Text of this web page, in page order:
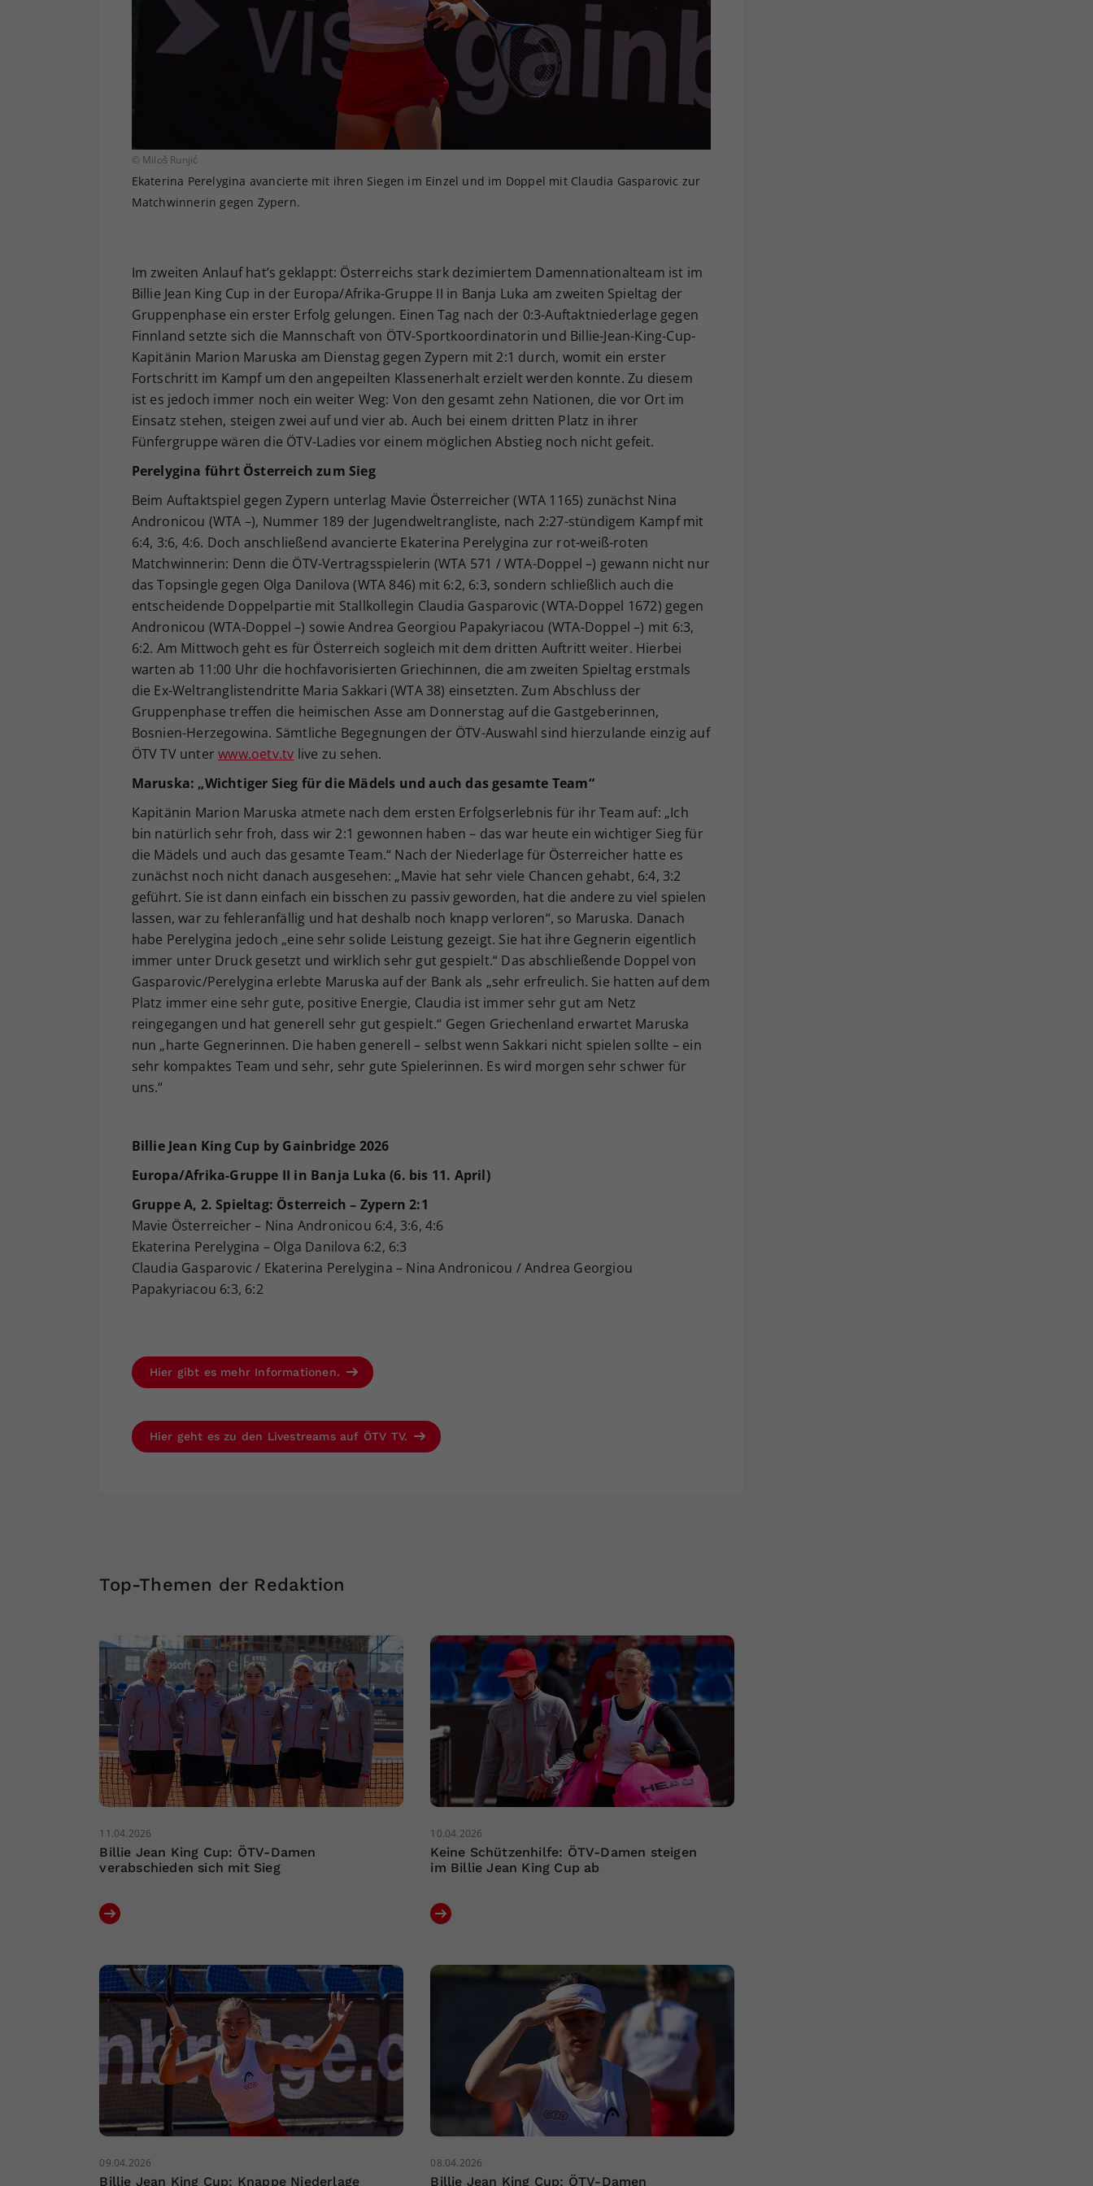
© Miloš Runjić
Ekaterina Perelygina avancierte mit ihren Siegen im Einzel und im Doppel mit Claudia Gasparovic zur
Matchwinnerin gegen Zypern.
Im zweiten Anlauf hat’s geklappt: Österreichs stark dezimiertem Damennationalteam ist im
Billie Jean King Cup in der Europa/Afrika-Gruppe II in Banja Luka am zweiten Spieltag der
Gruppenphase ein erster Erfolg gelungen. Einen Tag nach der 0:3-Auftaktniederlage gegen
Finnland setzte sich die Mannschaft von ÖTV-Sportkoordinatorin und Billie-Jean-King-Cup-
Kapitänin Marion Maruska am Dienstag gegen Zypern mit 2:1 durch, womit ein erster
Fortschritt im Kampf um den angepeilten Klassenerhalt erzielt werden konnte. Zu diesem
ist es jedoch immer noch ein weiter Weg: Von den gesamt zehn Nationen, die vor Ort im
Einsatz stehen, steigen zwei auf und vier ab. Auch bei einem dritten Platz in ihrer
Fünfergruppe wären die ÖTV-Ladies vor einem möglichen Abstieg noch nicht gefeit.
Perelygina führt Österreich zum Sieg
Beim Auftaktspiel gegen Zypern unterlag Mavie Österreicher (WTA 1165) zunächst Nina
Andronicou (WTA –), Nummer 189 der Jugendweltrangliste, nach 2:27-stündigem Kampf mit
6:4, 3:6, 4:6. Doch anschließend avancierte Ekaterina Perelygina zur rot-weiß-roten
Matchwinnerin: Denn die ÖTV-Vertragsspielerin (WTA 571 / WTA-Doppel –) gewann nicht nur
das Topsingle gegen Olga Danilova (WTA 846) mit 6:2, 6:3, sondern schließlich auch die
entscheidende Doppelpartie mit Stallkollegin Claudia Gasparovic (WTA-Doppel 1672) gegen
Andronicou (WTA-Doppel –) sowie Andrea Georgiou Papakyriacou (WTA-Doppel –) mit 6:3,
6:2. Am Mittwoch geht es für Österreich sogleich mit dem dritten Auftritt weiter. Hierbei
warten ab 11:00 Uhr die hochfavorisierten Griechinnen, die am zweiten Spieltag erstmals
die Ex-Weltranglistendritte Maria Sakkari (WTA 38) einsetzten. Zum Abschluss der
Gruppenphase treffen die heimischen Asse am Donnerstag auf die Gastgeberinnen,
Bosnien-Herzegowina. Sämtliche Begegnungen der ÖTV-Auswahl sind hierzulande einzig auf
ÖTV TV unterwww.oetv.tv live zu sehen.
Maruska: „Wichtiger Sieg für die Mädels und auch das gesamte Team“
Kapitänin Marion Maruska atmete nach dem ersten Erfolgserlebnis für ihr Team auf: „Ich
bin natürlich sehr froh, dass wir 2:1 gewonnen haben – das war heute ein wichtiger Sieg für
die Mädels und auch das gesamte Team.“ Nach der Niederlage für Österreicher hatte es
zunächst noch nicht danach ausgesehen: „Mavie hat sehr viele Chancen gehabt, 6:4, 3:2
geführt. Sie ist dann einfach ein bisschen zu passiv geworden, hat die andere zu viel spielen
lassen, war zu fehleranfällig und hat deshalb noch knapp verloren“, so Maruska. Danach
habe Perelygina jedoch „eine sehr solide Leistung gezeigt. Sie hat ihre Gegnerin eigentlich
immer unter Druck gesetzt und wirklich sehr gut gespielt.“ Das abschließende Doppel von
Gasparovic/Perelygina erlebte Maruska auf der Bank als „sehr erfreulich. Sie hatten auf dem
Platz immer eine sehr gute, positive Energie, Claudia ist immer sehr gut am Netz
reingegangen und hat generell sehr gut gespielt.“ Gegen Griechenland erwartet Maruska
nun „harte Gegnerinnen. Die haben generell – selbst wenn Sakkari nicht spielen sollte – ein
sehr kompaktes Team und sehr, sehr gute Spielerinnen. Es wird morgen sehr schwer für
uns.“
Billie Jean King Cup by Gainbridge 2026
Europa/Afrika-Gruppe II in Banja Luka (6. bis 11. April)
Gruppe A, 2. Spieltag: Österreich – Zypern 2:1
Mavie Österreicher – Nina Andronicou 6:4, 3:6, 4:6
Ekaterina Perelygina – Olga Danilova 6:2, 6:3
Claudia Gasparovic / Ekaterina Perelygina – Nina Andronicou / Andrea Georgiou
Papakyriacou 6:3, 6:2
Hier gibt es mehr Informationen.
Hier geht es zu den Livestreams auf ÖTV TV.
Top-Themen der Redaktion
11.04.2026
Billie Jean King Cup: ÖTV-Damen
verabschieden sich mit Sieg
10.04.2026
Keine Schützenhilfe: ÖTV-Damen steigen
im Billie Jean King Cup ab
09.04.2026
Billie Jean King Cup: Knappe Niederlage
08.04.2026
Billie Jean King Cup: ÖTV-Damen
Ihrer vorgenommen Einstellungen, falls der
Webseiten-Betreiber dies eingestellt hat.